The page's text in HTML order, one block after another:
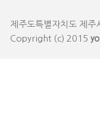
제주도특별자치도 제
Copyright (c) 2015